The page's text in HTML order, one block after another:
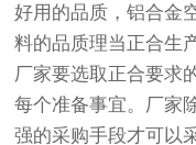
好用的品质，铝合金
料的品质理当正合生
厂家要选取正合要求
每个准备事宜。厂家
强的采购手段才可以